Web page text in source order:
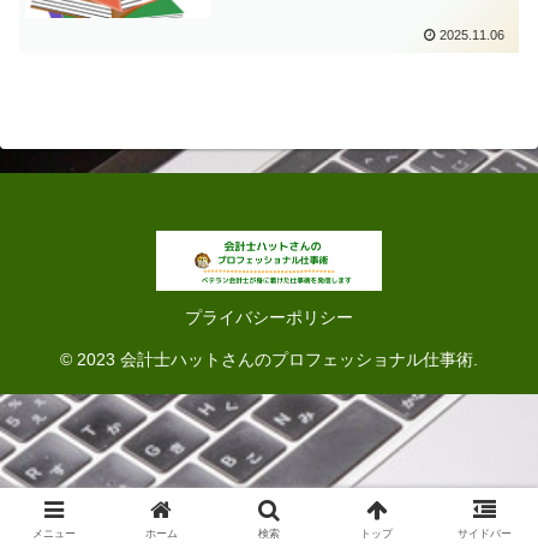
2025.11.06
プライバシーポリシー
© 2023 会計士ハットさんのプロフェッショナル仕事術.
メニュー ホーム 検索 トップ サイドバー